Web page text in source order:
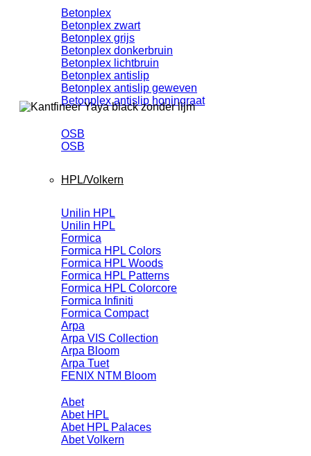
Betonplex
Betonplex zwart
Betonplex grijs
Betonplex donkerbruin
Betonplex lichtbruin
Betonplex antislip
Betonplex antislip geweven
Betonplex antislip honingraat
OSB
OSB
HPL/Volkern
Unilin HPL
Unilin HPL
Formica
Formica HPL Colors
Formica HPL Woods
Formica HPL Patterns
Formica HPL Colorcore
Formica Infiniti
Formica Compact
Arpa
Arpa VIS Collection
Arpa Bloom
Arpa Tuet
FENIX NTM Bloom
Abet
Abet HPL
Abet HPL Palaces
Abet Volkern